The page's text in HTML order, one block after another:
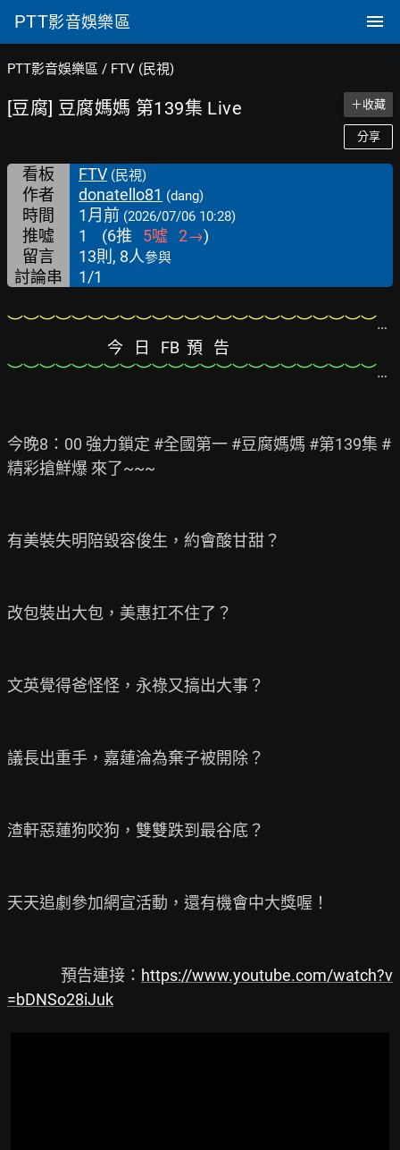
PTT影音娛樂區
PTT影音娛樂區 / FTV (民視)
[豆腐] 豆腐媽媽 第139集 Live ＋收藏
分享
看板 FTV (民視)
作者 donatello81 (dang)
時間 1月前 (2026/07/06 10:28)
推噓 1 (6推 5噓 2→)
留言
13則, 8人參與
討論串 1/1
︶︶︶︶︶︶︶︶︶︶︶︶︶︶︶︶︶︶︶︶︶︶︶︶︶︶︶︶︶︶︶︶︶︶︶︶︶︶︶
今   日   FB  預   告
︶︶︶︶︶︶︶︶︶︶︶︶︶︶︶︶︶︶︶︶︶︶︶︶︶︶︶︶︶︶︶︶︶︶︶︶︶︶︶
今晚8：00 強力鎖定 #全國第一 #豆腐媽媽 #第139集 #
精彩搶鮮爆 來了~~~
有美裝失明陪毀容俊生，約會酸甘甜？
改包裝出大包，美惠扛不住了？
文英覺得爸怪怪，永祿又搞出大事？
議長出重手，嘉蓮淪為棄子被開除？
渣軒惡蓮狗咬狗，雙雙跌到最谷底？
天天追劇參加網宣活動，還有機會中大獎喔！
               預告連接：
https://www.youtube.com/watch?v
=bDNSo28iJuk